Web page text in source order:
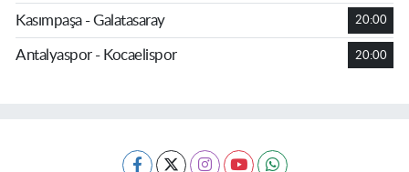
Kasımpaşa - Galatasaray 20:00
Antalyaspor - Kocaelispor 20:00